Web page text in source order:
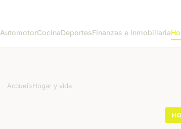
AutomotorCocinaDeportesFinanzas e inmobiliaria
Accueil›Hogar y vida